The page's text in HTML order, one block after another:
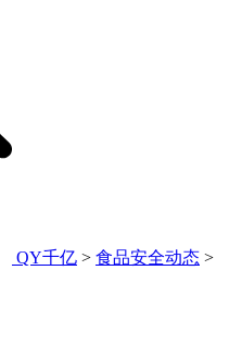
QY千亿 > 食品安全动态 >